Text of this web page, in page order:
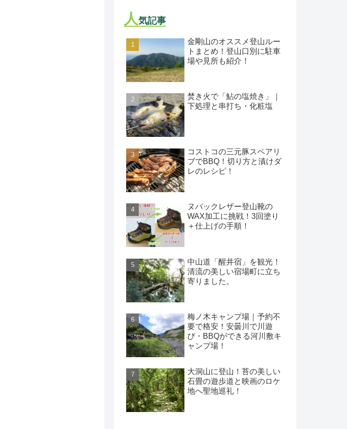
人気記事
金剛山のオススメ登山ルー
トまとめ！登山口別に駐車
場や見所も紹介！
焚き火で「鮎の塩焼き」｜
下処理と串打ち・化粧塩
コストコの三元豚スペアリ
ブでBBQ！切り方と漬けダ
レのレシピ！
ヌバックレザー登山靴の
WAX加工に挑戦！3回塗り
＋仕上げの手順！
中山道「醒井宿」を観光！
清流の美しい宿場町に立ち
寄りました。
梅ノ木キャンプ場｜予約不
要で格安！安曇川で川遊
び・BBQができる河川敷キ
ャンプ場！
大洞山に登山！苔の美しい
石畳の遊歩道と映画のロケ
地へ聖地巡礼！